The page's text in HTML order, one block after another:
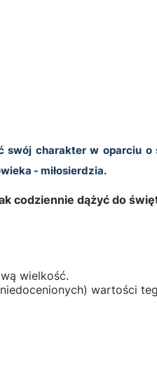
charakter w oparciu
- miłosierdzia.
codziennie dążyć do
wielkość.
wartości